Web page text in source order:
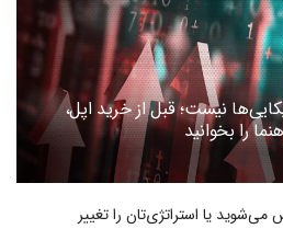
نیست؛ قبل از خرید اپل،
می‌شوید یا استراتژی‌تان را تغییر